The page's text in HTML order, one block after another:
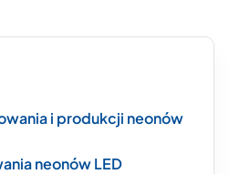
i produkcji neonów
neonów LED